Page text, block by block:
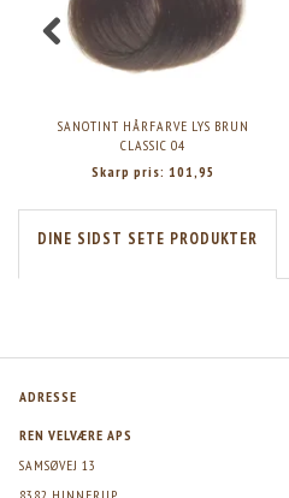
SANOTINT HÅRFARVE LYS BRUN
CLASSIC 04
Skarp pris: 101,95
DINE SIDST SETE PRODUKTER
ADRESSE
REN VELVÆRE APS
SAMSØVEJ 13